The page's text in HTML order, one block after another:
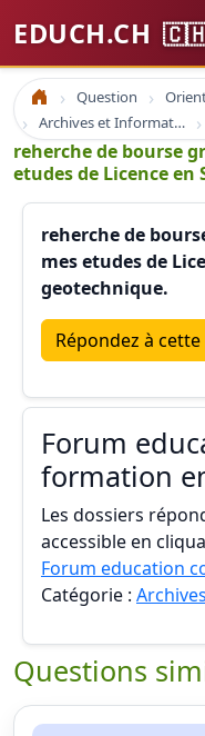
EDUCH.CH
Accueil Question
Archives et Informations Educh.ch
reherche de bourse
etudes de Licence en
reherche de
mes etudes de
geotechnique.
Répondez à
Forum
formation
Les dossiers
accessible en
Forum education
Catégorie :
Questions